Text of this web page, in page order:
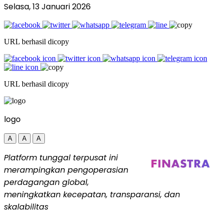
Selasa, 13 Januari 2026
URL berhasil dicopy
URL berhasil dicopy
logo
A A A
Platform tunggal terpusat ini
merampingkan pengoperasian
perdagangan global,
meningkatkan kecepatan, transparansi, dan
skalabilitas